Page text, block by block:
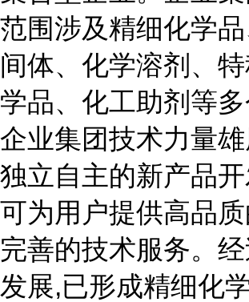
范围涉及精细化学
间体、化学溶剂、
学品、化工助剂等多
企业集团技术力量
独立自主的新产品
可为用户提供高品
完善的技术服务。
发展,已形成精细化